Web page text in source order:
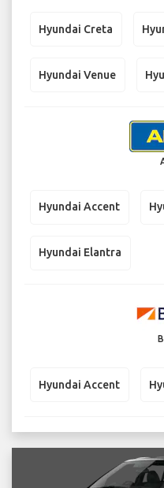
Hyundai Creta
Hyundai Venue
Hyundai Accent
Hyundai Elantra
Hyundai Accent